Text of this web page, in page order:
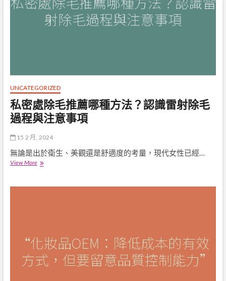
UNCATEGORIZED
私密處除毛推薦哪種方法？認識雷射除毛
過程與注意事項
15 2 月, 2024
無論是出於衛生、美觀還是舒適度的考量，現代女性已經…
View More私
方
法？
認